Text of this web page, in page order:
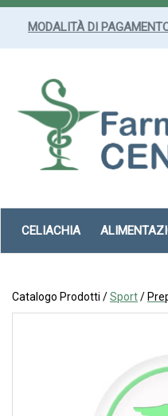
Passa
MODALITÀ DI
CELIACHIA
Catalogo Prodotti /Sport/